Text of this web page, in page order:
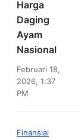
Harga
Daging
Ayam
Nasional
Februari 18,
2026, 1:37
PM
Finansial